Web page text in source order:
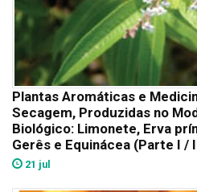
Plantas Aromáticas e
Secagem, Produzidas no
Biológico: Limonete, Erva
Gerês e Equinácea (Parte I /
21 jul